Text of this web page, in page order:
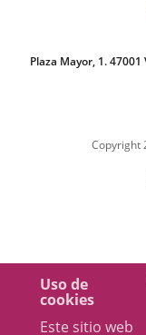
Uso de
cookies
Este sitio web
Plaza Mayor, 1.
Copyright